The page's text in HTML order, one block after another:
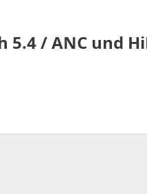
/ ANC und